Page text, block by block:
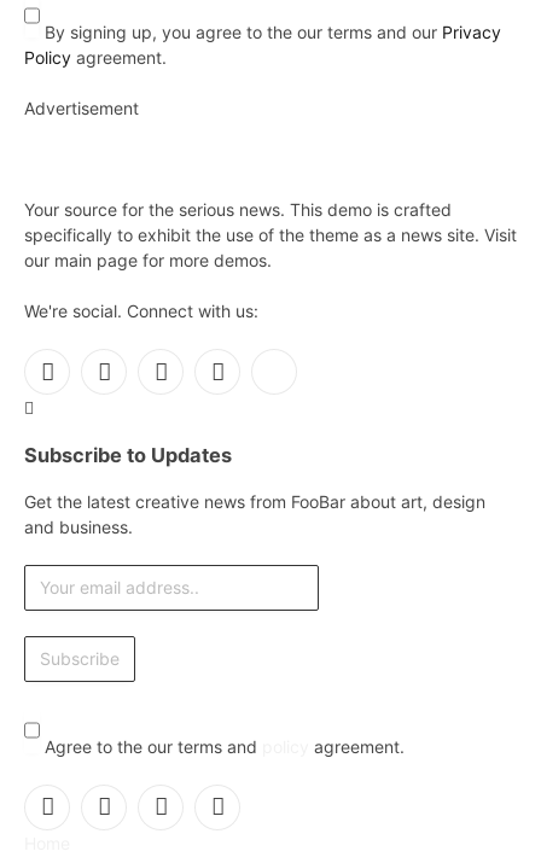
By signing up, you agree to the our terms and our Privacy
Policy agreement.
Advertisement
Your source for the serious news. This demo is crafted
specifically to exhibit the use of the theme as a news site. Visit
our main page for more demos.
We're social. Connect with us:
Facebook
X
InstagramPinterest
Subscribe to Updates
Get the latest creative news from FooBar about art, design
and business.
Agree to the our terms and agreement.
Facebook
X
InstagramPinterest